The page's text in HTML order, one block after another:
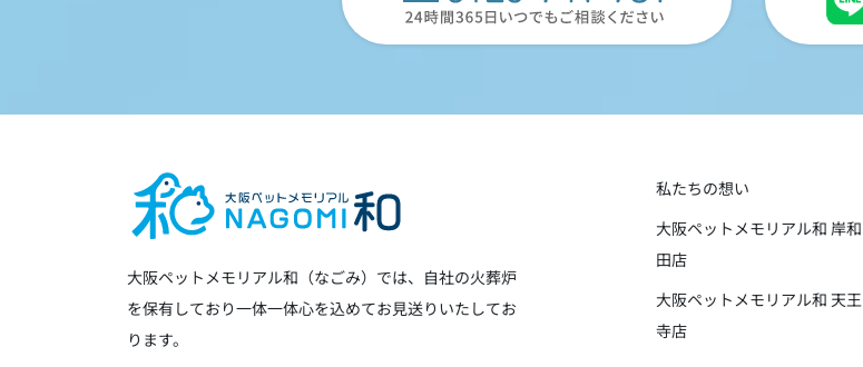
大阪ペットメモリアル和（なごみ）では、自社の火葬炉
を保有しており一体一体心を込めてお見送りいたしてお
ります。
私たちの想い
大阪ペットメモリアル和 岸和
田店
大阪ペットメモリアル和 天王
寺店